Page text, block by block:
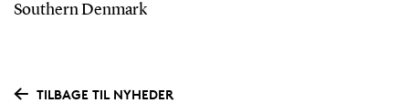
Southern Denmark
TILBAGE TIL NYHEDER